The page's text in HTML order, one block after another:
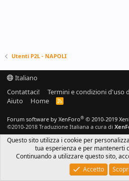
Utenti P2L - NAPOLI
Italiano
Contattaci!
Termini e condizioni d'uso
Aiuto
Home
R
Forum software by XenForo® © 2010-2019
©2010-2018 Traduzione Italiana a cura di
Questo sito utilizza i cookie per
tua esperienza e per mantenerti
Continuando a utilizzare questo sito,
Accetto